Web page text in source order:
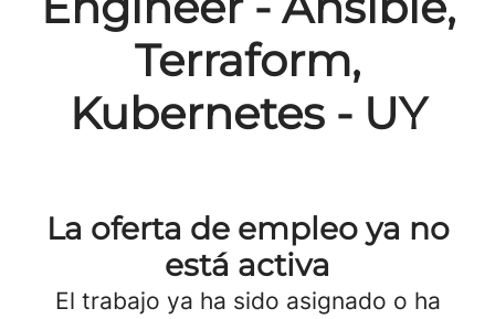
Terraform,
Kubernetes - UY
La oferta de empleo ya no
está activa
El trabajo ya ha sido asignado o ha